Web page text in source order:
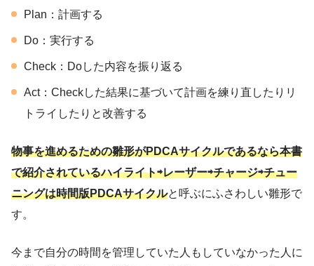
Plan：計画する
Do：実行する
Check：Doした内容を振り返る
Act：Checkした結果に基づいて計画を練り直したりリ
トライしたりと改善する
物事を進めるための雛形がPDCAサイクルであるなら本書
で紹介されているハイライト⇨レーザー⇨チャージ⇨チュー
ニングは時間版PDCAサイクルと呼ぶにふさわしい雛形で
す。
今まで自分の時間を管理していた人もしていなかった人に